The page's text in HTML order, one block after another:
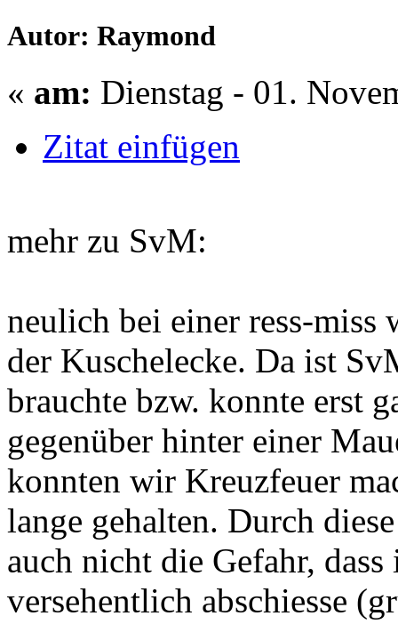
Autor: Raymond
« am: Dienstag - 01.
Zitat einfügen
mehr zu SvM:
neulich bei einer ress-miss
der Kuschelecke. Da ist
brauchte bzw. konnte erst
gegenüber hinter einer
konnten wir Kreuzfeuer
lange gehalten. Durch
auch nicht die Gefahr,
versehentlich abschiesse